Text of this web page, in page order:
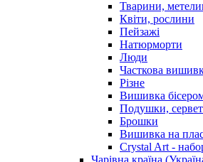
Тварини,
Квіти, рослини
Пейзажі
Натюрморти
Люди
Часткова
Різне
Вишивка
Подушки,
Брошки
Вишивка на
Crystal Art -
Чарівна країна